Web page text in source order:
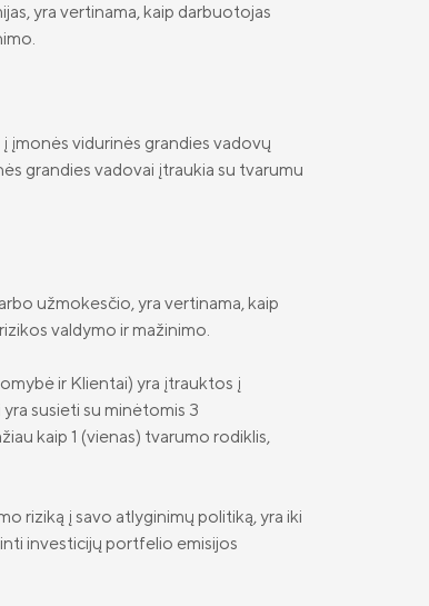
yra vertinama, kaip darbuotojas
įmonės vidurinės grandies vadovų
grandies vadovai įtraukia su tvarumu
užmokesčio, yra vertinama, kaip
valdymo ir mažinimo.
ir Klientai) yra įtrauktos į
susieti su minėtomis 3
kaip 1 (vienas) tvarumo rodiklis,
riziką į savo atlyginimų politiką, yra iki
investicijų portfelio emisijos